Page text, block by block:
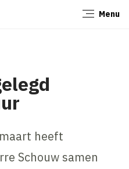
Menu
heeft
Schouw samen
Sluiten